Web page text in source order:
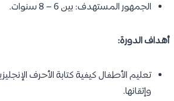
الجمهور المستهدف: بين 6 – 8 سنوات.
أهداف الدورة:
تعليم الأطفال كيفية كتابة الأحرف
وإتقانها.